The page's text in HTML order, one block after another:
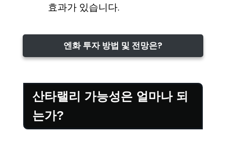
효과가 있습니다.
엔화 투자 방법 및 전망은?
산타랠리 가능성은 얼마나 되
는가?